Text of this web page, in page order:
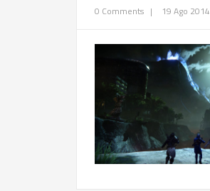
0 Comments | 19 Ago 2014